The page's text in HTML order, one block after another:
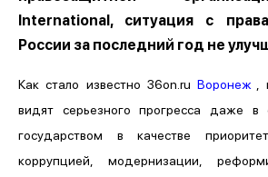
International, ситуация с
России за последний год не
Как стало известно 36on.ruВоронеж
видят серьезного прогресса даже в
государством в качестве
коррупцией, модернизации,